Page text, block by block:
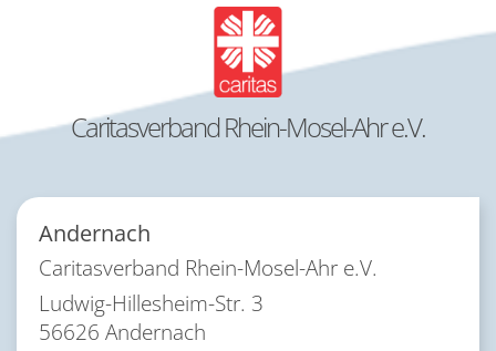
Caritasverband Rhein-Mosel-Ahr e.V.
Andernach
Caritasverband Rhein-Mosel-Ahr e.V.
Ludwig-Hillesheim-Str. 3
56626 Andernach